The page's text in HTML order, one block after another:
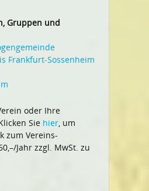
Gruppen und
Frankfurt-Sossenheim
oder Ihre
Sie hier, um
zum Vereins-
Jahr zzgl. MwSt. zu